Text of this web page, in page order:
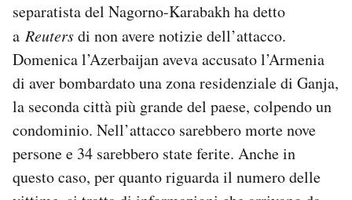
separatista del Nagorno-Karabakh ha detto
a Reutersdi non avere notizie dell’attacco.
Domenica l’Azerbaijan aveva accusato l’Armenia
di aver bombardato una zona residenziale di Ganja,
la seconda città più grande del paese, colpendo un
condominio. Nell’attacco sarebbero morte nove
persone e 34 sarebbero state ferite. Anche in
questo caso, per quanto riguarda il numero delle